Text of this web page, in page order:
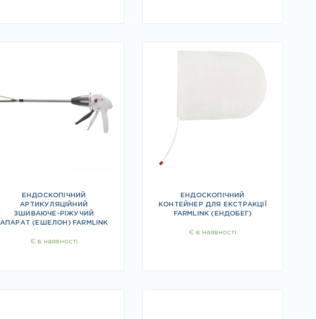
ЕНДОСКОПІЧНИЙ
АРТИКУЛЯЦІЙНИЙ
ЗШИВАЮЧЕ-РІЖУЧИЙ
АПАРАТ (ЕШЕЛОН) FARMLINK
Є в наявності
ЕНДОСКОПІЧНИЙ
КОНТЕЙНЕР ДЛЯ ЕКСТРАКЦІЇ
FARMLINK (ЕНДОБЕГ)
Є в наявності